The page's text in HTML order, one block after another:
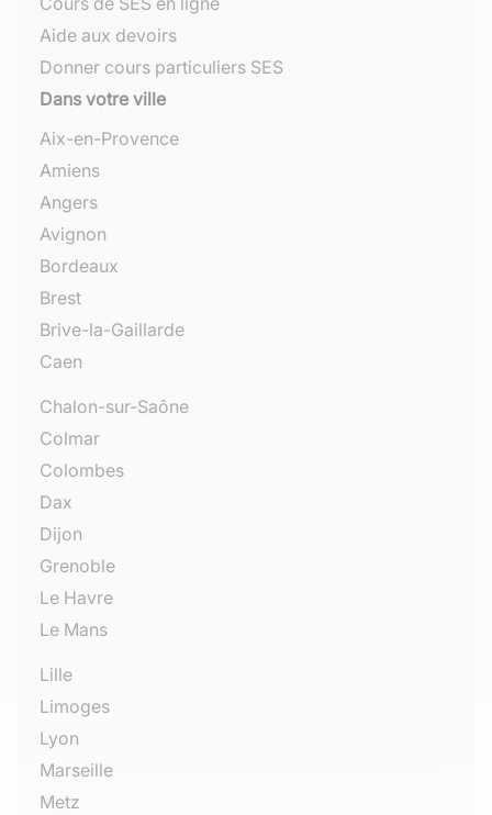
Aide aux devoirs
Donner cours particuliers SES
Dans votre ville
Aix-en-Provence
Amiens
Angers
Avignon
Bordeaux
Brest
Brive-la-Gaillarde
Caen
Chalon-sur-Saône
Colmar
Colombes
Dax
Dijon
Grenoble
Le Havre
Le Mans
Lille
Limoges
Lyon
Marseille
Metz